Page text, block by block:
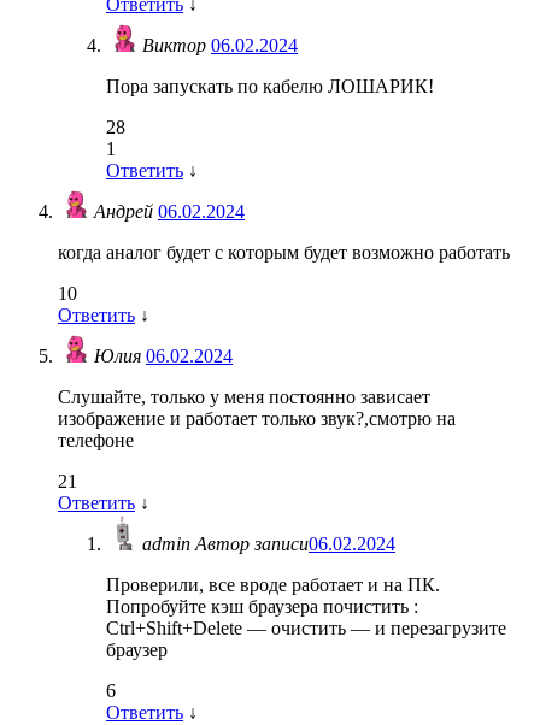
Ответить ↓
Виктор 06.02.2024
Пора запускать по кабелю ЛОШАРИК!
28
1
Ответить ↓
Андрей 06.02.2024
когда аналог будет с которым будет возможно работать
10
Ответить ↓
Юлия 06.02.2024
Слушайте, только у меня постоянно зависает
изображение и работает только звук?,смотрю на
телефоне
21
Ответить ↓
adminАвтор записи06.02.2024
Проверили, все вроде работает и на ПК.
Попробуйте кэш браузера почистить :
Ctrl+Shift+Delete — очистить — и перезагрузите
браузер
6
Ответить ↓